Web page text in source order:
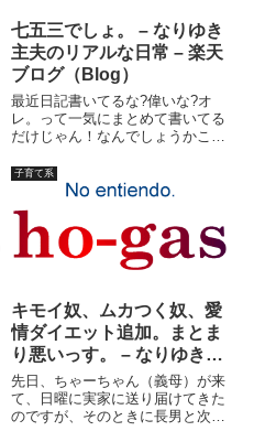
七五三でしょ。 – なりゆき
主夫のリアルな日常 – 楽天
ブログ（Blog）
最近日記書いてるな?偉いな?オ
レ。って一気にまとめて書いてる
だけじゃん！なんでしょうかこの
ら。ヒゲ染めても白髪は金になら
ず）ということで、１０月３１日
に七五三をアップすることに相成
りました。
子育て系
キモイ奴、ムカつく奴、愛
情ダイエット追加。まとま
り悪いっす。 – なりゆき主
夫のリアルな日常 – 楽天ブ
ログ（Blog）
先日、ちゃーちゃん（義母）が来
て、日曜に実家に送り届けてきた
のですが、そのときに長男と次女